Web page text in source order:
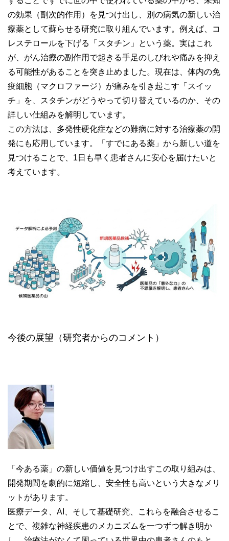
の効果（副次的作用）を見つけ出し、別の病気の新しい治
療薬として蘇らせる研究に取り組んでいます。例えば、コ
レステロールを下げる「スタチン」という薬。実はこれ
が、がん治療の副作用で起きる手足のしびれや痛みを抑え
る可能性があることを突き止めました。現在は、体内の免
疫細胞（マクロファージ）が痛みを引き起こす「スイッ
チ」を、スタチンがどうやって切り替えているのか、その
詳しい仕組みを解明しています。
この方法は、多発性硬化症などの難病に対する治療薬の開
発にも応用しています。「すでにある薬」から新しい道を
見つけることで、1日も早く患者さんに安心を届けたいと
考えています。
今後の展望（研究者からのコメント）
「今ある薬」の新しい価値を見つけ出すこの取り組みは、
開発期間を劇的に短縮し、安全性も高いという大きなメリ
ットがあります。
医療データ、AI、そして基礎研究、これらを融合させるこ
とで、複雑な神経疾患のメカニズムを一つずつ解き明か